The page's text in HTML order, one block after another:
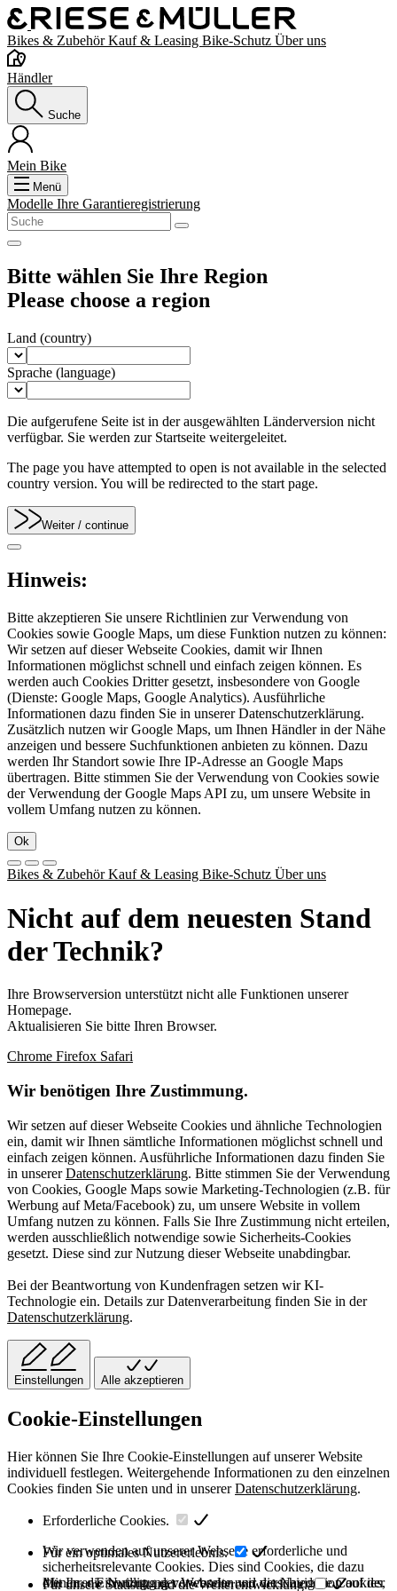
Bikes & ZubehörKauf & Leasing Bike-Schutz Über uns
Händler
Suche
Mein Bike
Menü
Modelle Ihre Garantieregistrierung
Bitte wählen Sie Ihre Region
Please choose a region
Land (country)
Sprache (language)
Die aufgerufene Seite ist in der ausgewählten Länderversion nicht
verfügbar. Sie werden zur Startseite weitergeleitet.
The page you have attempted to open is not available in the selected
country version. You will be redirected to the start page.
Weiter / continue
Hinweis:
Bitte akzeptieren Sie unsere Richtlinien zur Verwendung von
Cookies sowie Google Maps, um diese Funktion nutzen zu können:
Wir setzen auf dieser Webseite Cookies, damit wir Ihnen
Informationen möglichst schnell und einfach zeigen können. Es
werden auch Cookies Dritter gesetzt, insbesondere von Google
(Dienste: Google Maps, Google Analytics). Ausführliche
Informationen dazu finden Sie in unserer Datenschutzerklärung.
Zusätzlich nutzen wir Google Maps, um Ihnen Händler in der Nähe
anzeigen und bessere Suchfunktionen anbieten zu können. Dazu
werden Ihr Standort sowie Ihre IP-Adresse an Google Maps
übertragen. Bitte stimmen Sie der Verwendung von Cookies sowie
der Verwendung der Google Maps API zu, um unsere Website in
vollem Umfang nutzen zu können.
Ok
Bikes & ZubehörKauf & Leasing Bike-Schutz Über uns
Nicht auf dem neuesten Stand
der Technik?
Ihre Browserversion unterstützt nicht alle Funktionen unserer
Homepage.
Aktualisieren Sie bitte Ihren Browser.
Chrome Firefox Safari
Wir benötigen Ihre Zustimmung.
Wir setzen auf dieser Webseite Cookies und ähnliche Technologien
ein, damit wir Ihnen sämtliche Informationen möglichst schnell und
einfach zeigen können. Ausführliche Informationen dazu finden Sie
in unsererDatenschutzerklärung. Bitte stimmen Sie der Verwendung
von Cookies, Google Maps sowie Marketing-Technologien (z.B. für
Werbung auf Meta/Facebook) zu, um unsere Website in vollem
Umfang nutzen zu können. Falls Sie Ihre Zustimmung nicht erteilen,
werden ausschließlich notwendige sowie Sicherheits-Cookies
gesetzt. Diese sind zur Nutzung dieser Webseite unabdingbar.
Bei der Beantwortung von Kundenfragen setzen wir KI-
Technologie ein. Details zur Datenverarbeitung finden Sie in der
Datenschutzerklärung.
Einstellungen Alle akzeptieren
Cookie-Einstellungen
Hier können Sie Ihre Cookie-Einstellungen auf unserer Website
individuell festlegen. Weitergehende Informationen zu den einzelnen
Cookies finden Sie unten und in unsererDatenschutzerklärung.
Erforderliche Cookies.
Wir verwenden auf unserer Webseite erforderliche und
sicherheitsrelevante Cookies. Dies sind Cookies, die dazu
dienen, die Nutzung der Webseite und die Navigation auf der
Für ein optimales Nutzererlebnis.
Mit Ihrer Einwilligung verwenden wir verschiedene Cookies,
Für unsere Statistik und die Weiterentwicklung.